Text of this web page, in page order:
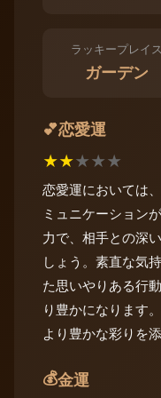
ラッキープレイス
ガーデン
💕恋愛運
★★★★★
恋愛運においては
ミュニケーション
力で、相手との深
しょう。素直な気
た思いやりある行
り豊かになります
より豊かな彩りを
💰金運